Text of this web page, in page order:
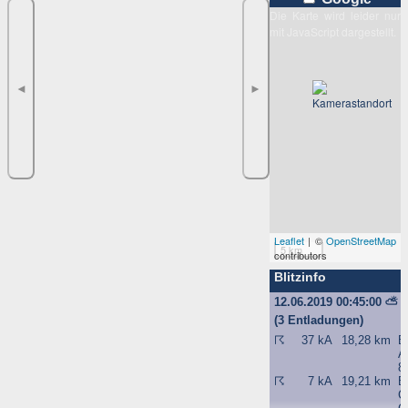
◄ ►
5 km
Leaflet | ©OpenStreetMap
contributors
Blitzinfo
12.06.2019 00:45:00⛅
(3 Entladungen)
☈
37 kA 18,28 km
8
☈
7 kA 19,21 km